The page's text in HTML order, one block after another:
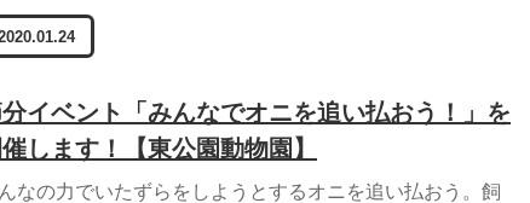
イベント「みんなでオニを追い払おう！」を
催します！【東公園動物園】
なの力でいたずらをしようとするオニを追い払おう。飼